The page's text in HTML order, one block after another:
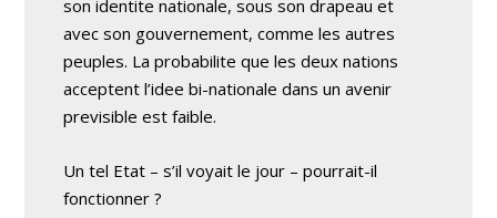
son identite nationale, sous son drapeau et
avec son gouvernement, comme les autres
peuples. La probabilite que les deux nations
acceptent l’idee bi-nationale dans un avenir
previsible est faible.
Un tel Etat – s’il voyait le jour – pourrait-il
fonctionner ?